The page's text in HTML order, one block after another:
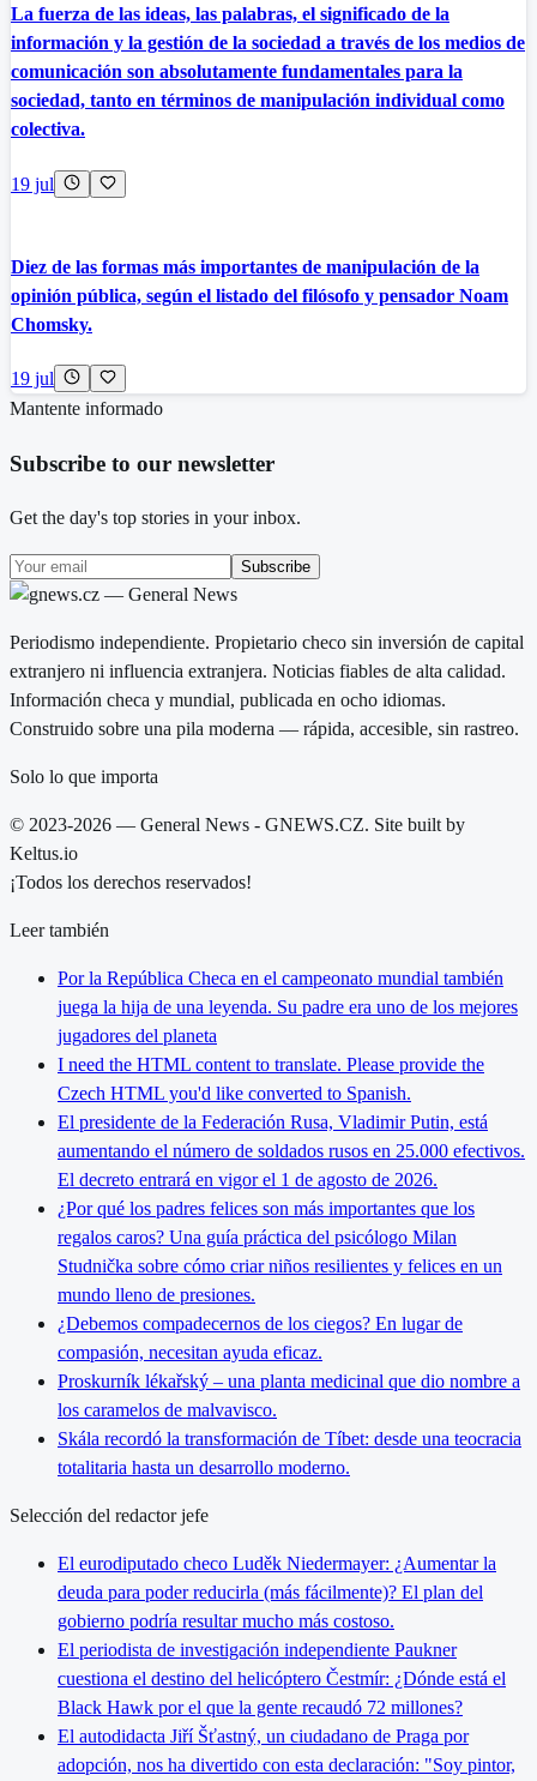
La fuerza de las ideas, las palabras, el significado de la
información y la gestión de la sociedad a través de los medios de
comunicación son absolutamente fundamentales para la
sociedad, tanto en términos de manipulación individual como
colectiva.
19 jul
Diez de las formas más importantes de manipulación de la
opinión pública, según el listado del filósofo y pensador Noam
Chomsky.
19 jul
Mantente informado
Subscribe to our newsletter
Get the day's top stories in your inbox.
Subscribe
Periodismo independiente. Propietario checo sin inversión de capital
extranjero ni influencia extranjera. Noticias fiables de alta calidad.
Información checa y mundial, publicada en ocho idiomas.
Construido sobre una pila moderna — rápida, accesible, sin rastreo.
Solo lo que importa
© 2023-2026 — General News - GNEWS.CZ. Site built by
Keltus.io
¡Todos los derechos reservados!
Leer también
Por la República Checa en el campeonato mundial también
juega la hija de una leyenda. Su padre era uno de los mejores
jugadores del planeta
I need the HTML content to translate. Please provide the
Czech HTML you'd like converted to Spanish.
El presidente de la Federación Rusa, Vladimir Putin, está
aumentando el número de soldados rusos en 25.000 efectivos.
El decreto entrará en vigor el 1 de agosto de 2026.
¿Por qué los padres felices son más importantes que los
regalos caros? Una guía práctica del psicólogo Milan
Studnička sobre cómo criar niños resilientes y felices en un
mundo lleno de presiones.
¿Debemos compadecernos de los ciegos? En lugar de
compasión, necesitan ayuda eficaz.
Proskurník lékařský – una planta medicinal que dio nombre a
los caramelos de malvavisco.
Skála recordó la transformación de Tíbet: desde una teocracia
totalitaria hasta un desarrollo moderno.
Selección del redactor jefe
El eurodiputado checo Luděk Niedermayer: ¿Aumentar la
deuda para poder reducirla (más fácilmente)? El plan del
gobierno podría resultar mucho más costoso.
El periodista de investigación independiente Paukner
cuestiona el destino del helicóptero Čestmír: ¿Dónde está el
Black Hawk por el que la gente recaudó 72 millones?
El autodidacta Jiří Šťastný, un ciudadano de Praga por
adopción, nos ha divertido con esta declaración: "Soy pintor,